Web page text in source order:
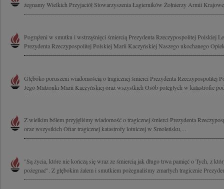
żegnamy Wielkich Przyjaciół Stowarzyszenia Łagierników Żołnierzy Armii
Pogrążeni w smutku i wstrząśnięci śmiercią Prezydenta Rzeczypospolitej Polskiej
Prezydenta Rzeczypospolitej Polskiej Marii Kaczyńskiej Naszego ukochanego
Głęboko poruszeni wiadomością o tragicznej śmierci Prezydenta Rzeczypospolitej
Jego Małżonki Marii Kaczyńskiej oraz wszystkich Osób poległych w katastrofie
Z wielkim bólem przyjęliśmy wiadomość o tragicznej śmierci Prezydenta
oraz wszystkich Ofiar tragicznej katastrofy lotniczej w Smoleńsku,...
"Są życia, które nie kończą się wraz ze śmiercią jak długo trwa pamięć o Tych, z
pożegnać". Z głębokim żalem i smutkiem pożegnaliśmy zmarłych tragicznie